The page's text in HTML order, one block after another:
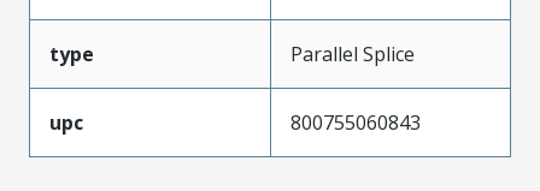
type Parallel Splice
upc 800755060843